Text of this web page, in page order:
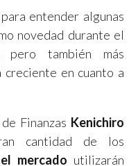
entender algunas
novedad durante el
pero también más
creciente en cuanto a
Finanzas Kenichiro
cantidad de los
mercado utilizarán